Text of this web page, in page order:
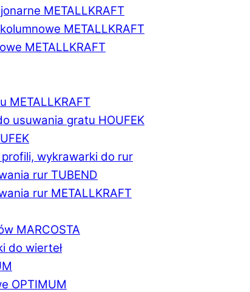
METALLKRAFT
METALLKRAFT
METALLKRAFT
METALLKRAFT
usuwania gratu HOUFEK
wykrawarki do rur
rur TUBEND
rur METALLKRAFT
MARCOSTA
do wierteł
OPTIMUM